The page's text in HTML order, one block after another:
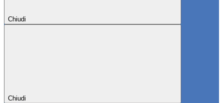
Chiudi
Chiudi